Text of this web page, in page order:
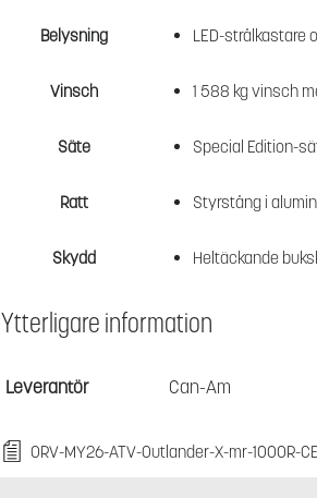
Belysning LED-strålkastare
Vinsch 1 588 kg vinsch
Säte Special Edition-
Ratt Styrstång i
Skydd Heltäckande
Ytterligare information
Leverantör Can-Am
ORV-MY26-ATV-Outlander-X-mr-1000R-